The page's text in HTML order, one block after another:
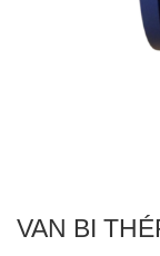
VAN BI